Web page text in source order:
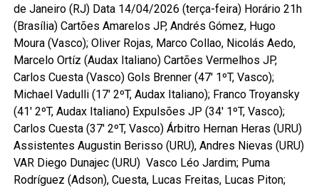
de Janeiro (RJ) Data 14/04/2026 (terça-feira) Horário 21h
(Brasília) Cartões Amarelos JP, Andrés Gómez, Hugo
Moura (Vasco); Oliver Rojas, Marco Collao, Nicolás Aedo,
Marcelo Ortíz (Audax Italiano) Cartões Vermelhos JP,
Carlos Cuesta (Vasco) Gols Brenner (47′ 1ºT, Vasco);
Michael Vadulli (17′ 2ºT, Audax Italiano); Franco Troyansky
(41′ 2ºT, Audax Italiano) Expulsões JP (34′ 1ºT, Vasco);
Carlos Cuesta (37′ 2ºT, Vasco) Árbitro Hernan Heras (URU)
Assistentes Augustin Berisso (URU), Andres Nievas (URU)
VAR Diego Dunajec (URU) Vasco Léo Jardim; Puma
Rodríguez (Adson), Cuesta, Lucas Freitas, Lucas Piton;